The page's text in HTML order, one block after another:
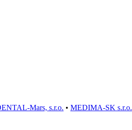
Mars, s.r.o. • MEDIMA-SK s.r.o.